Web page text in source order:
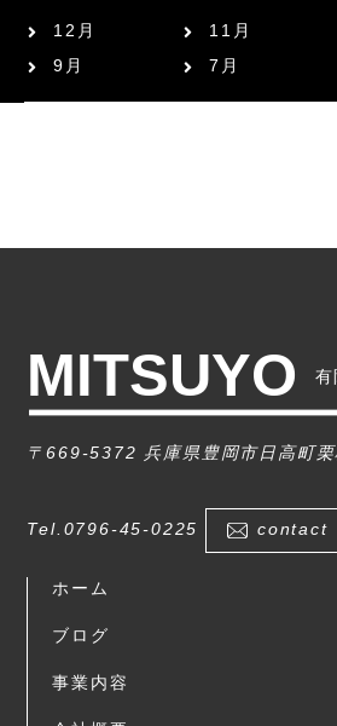
12月 11月
9月
7月
〒669-5372 兵庫県豊岡市日高町栗
Tel.0796-45-0225 contact
ホーム
ブログ
事業内容